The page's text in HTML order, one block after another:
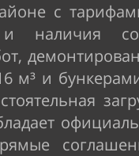
с
наличия
м³ и